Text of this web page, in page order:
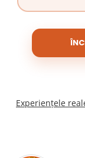
Experiențele